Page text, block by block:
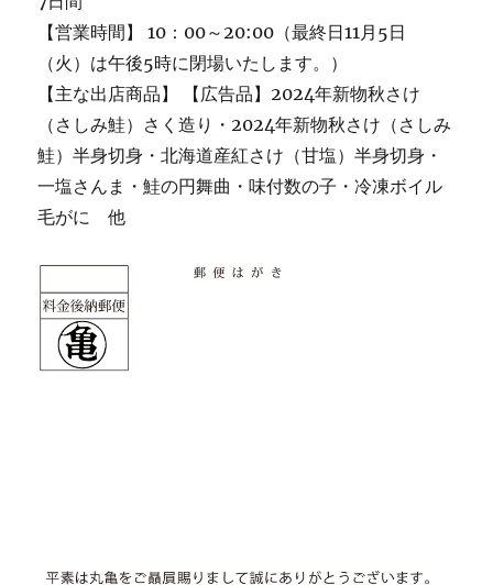
【営業時間】 10：00～20:00（最終日11月5日
（火）は午後5時に閉場いたします。）
【主な出店商品】 【広告品】2024年新物秋さけ
（さしみ鮭）さく造り・2024年新物秋さけ（さしみ
鮭）半身切身・北海道産紅さけ（甘塩）半身切身・
一塩さんま・鮭の円舞曲・味付数の子・冷凍ボイル
毛がに 他